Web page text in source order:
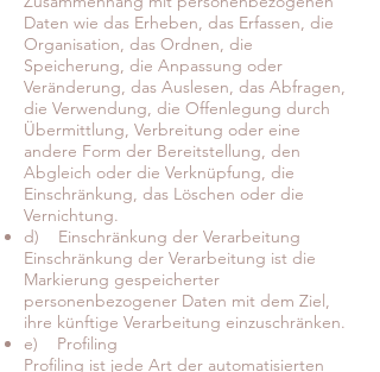
Daten wie das Erheben, das Erfassen, die
Organisation, das Ordnen, die
Speicherung, die Anpassung oder
Veränderung, das Auslesen, das Abfragen,
die Verwendung, die Offenlegung durch
Übermittlung, Verbreitung oder eine
andere Form der Bereitstellung, den
Abgleich oder die Verknüpfung, die
Einschränkung, das Löschen oder die
Vernichtung.
d) Einschränkung der Verarbeitung
Einschränkung der Verarbeitung ist die
Markierung gespeicherter
personenbezogener Daten mit dem Ziel,
ihre künftige Verarbeitung einzuschränken.
e) Profiling
Profiling ist jede Art der automatisierten